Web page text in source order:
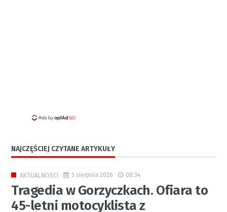
NAJCZĘŚCIEJ CZYTANE ARTYKUŁY
AKTUALNOŚCI 5 sierpnia 2026 08:34
Tragedia w Gorzyczkach. Ofiara to
45-letni motocyklista z